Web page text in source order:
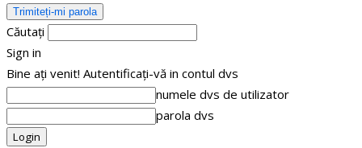
Căutați
Sign in
Bine ați venit! Autentificați-vă in contul dvs
numele dvs de utilizator
parola dvs